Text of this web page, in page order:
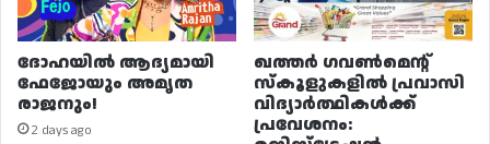
ദോഹയിൽ ആദ്യമായി
ഫേജോയും അമൃത
രാജനും!
2 days ago
ഖത്തർ ഗവൺമെന്റ്
സ്കൂളുകളിൽ പ്രവാസി
വിദ്യാർത്ഥികൾക്ക്
പ്രവേശനം: